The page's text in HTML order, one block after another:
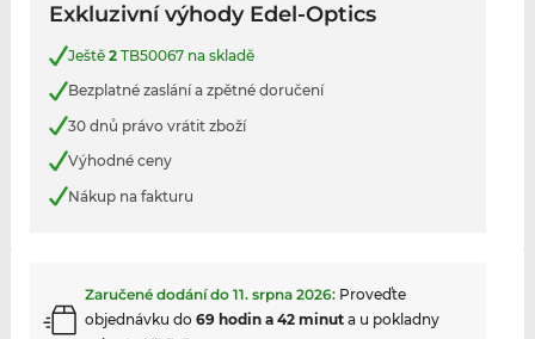
Exkluzivní výhody Edel-Optics
Ještě 2TB50067 na skladě
Bezplatné zaslání a zpětné doručení
30 dnů právo vrátit zboží
Výhodné ceny
Nákup na fakturu
Zaručené dodání do 11. srpna 2026: Proveďte
objednávku do 69 hodin a 42 minuta u pokladny